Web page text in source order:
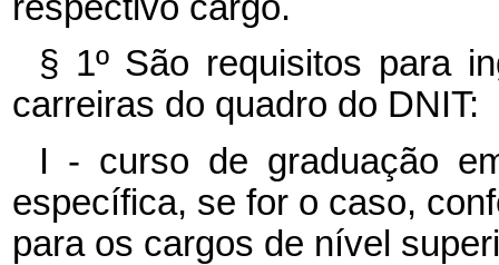
§ 1º São requisitos para
carreiras do quadro do DNIT:
I - curso de graduação
específica, se for o caso,
para os cargos de nível